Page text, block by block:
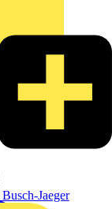
Busch-Jaeger